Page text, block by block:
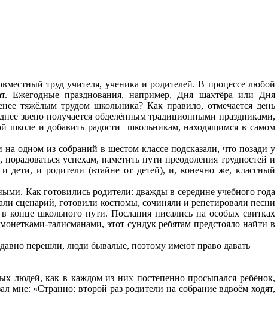
труд учителя, ученика и родителей. В процессе любой
Ежегодные празднования, например, Дня шахтёра или Дня
тяжёлым трудом школьника? Как правило, отмечается день
звено получается обделённым традиционными праздниками,
школе и добавить радости школьникам, находящимся в самом
одном из собраний в шестом классе подсказали, что позади у
успехам, наметить пути преодоления трудностей и
дети, и родители (втайне от детей), и, конечно же, классный
Как готовились родители: дважды в середине учебного года
сценарий, готовили костюмы, сочиняли и репетировали песни
школьного пути. Послания писались на особых свитках
талисманами, этот сундук ребятам предстояло найти в
перешли, люди бывалые, поэтому имеют право давать
людей, как в каждом из них постепенно просыпался ребёнок,
мне: «Странно: второй раз родители на собрание вдвоём ходят,